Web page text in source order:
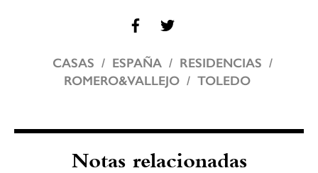
CASAS ESPAÑA
RESIDENCIAS
ROMERO&VALLEJO
TOLEDO
Notas relacionadas